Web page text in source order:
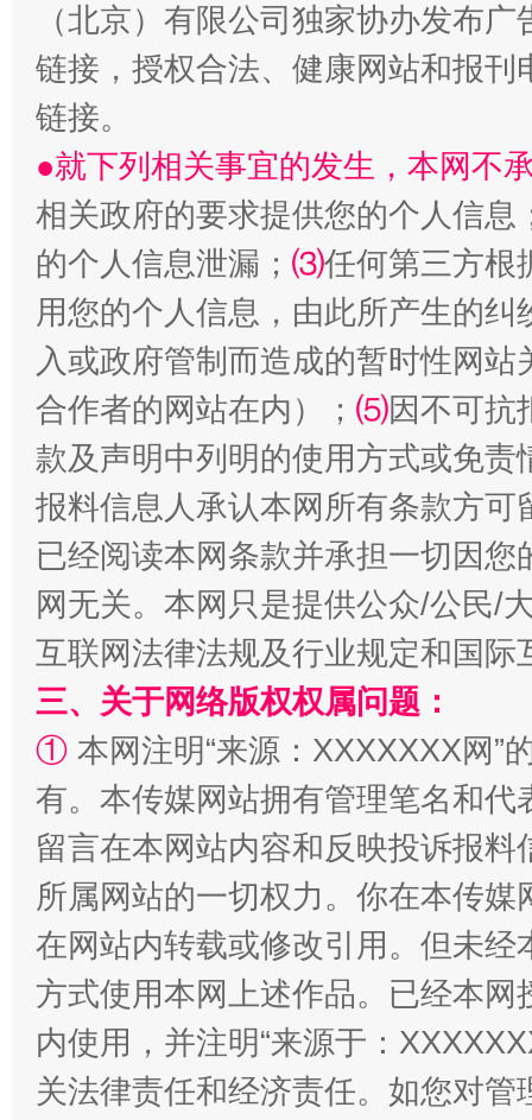
“刷贴”乱象丛生
生
揭批美国五大"原罪" "炒
解纷+调解+退费，一次搞定
站台名比不上好声名
（北京）有限公司独家协办发布
链接，授权合法、健康网站和报
链接。
●就下列相关事宜的发生，本网不
相关政府的要求提供您的个人信息
的个人信息泄漏； ⑶任何第三方根
用您的个人信息，由此所产生的纠
入或政府管制而造成的暂时性网
合作者的网站在内）； ⑸因不可抗
款及声明中列明的使用方式或免责
报料信息人承认本网所有条款方
已经阅读本网条款并承担一切因
网无关。本网只是提供公众/公民/
互联网法律法规及行业规定和国
三、关于网络版权权属问题：
① 本网注明“来源：XXXXXXX网”
有。本传媒网站拥有管理笔名和
留言在本网站内容和反映投诉报
所属网站的一切权力。你在本传
在网站内转载或修改引用。但未
方式使用本网上述作品。已经本
内使用，并注明“来源于：
关法律责任和经济责任。如您对